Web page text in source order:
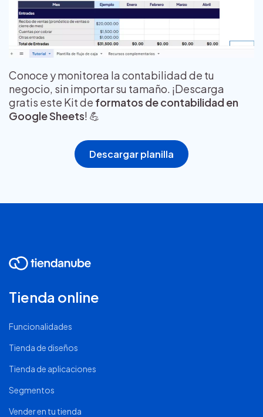
Conoce y monitorea la contabilidad de tu
negocio, sin importar su tamaño. ¡Descarga
gratis este Kit de formatos de contabilidad en
Google Sheets! 💪
Descargar planilla
Tienda online
Funcionalidades
Tienda de diseños
Tienda de aplicaciones
Segmentos
Vender en tu tienda